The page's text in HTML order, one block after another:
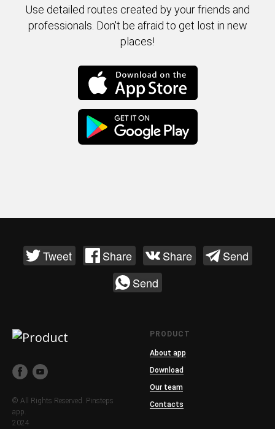
Use detailed routes created by your friends and
professionals. Don't be afraid to get lost in new
places!
Tweet Share Share
Send
Send
© All Rights Reserved. Pinsteps
app.
2024
PRODUCT
About app
Download
Our team
Contacts